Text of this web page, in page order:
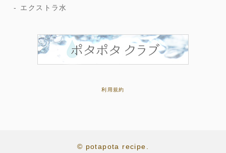
エクストラ水
利用規約
© potapota recipe.